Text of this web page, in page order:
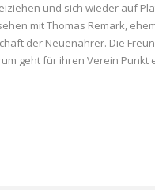
und sich wieder auf
mit Thomas Remark,
der Neuenahrer. Die
geht für ihren Verein Punkt